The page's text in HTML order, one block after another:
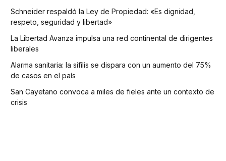
Schneider respaldó la Ley de Propiedad: «Es dignidad,
respeto, seguridad y libertad»
La Libertad Avanza impulsa una red continental de dirigentes
liberales
Alarma sanitaria: la sífilis se dispara con un aumento del 75%
de casos en el país
San Cayetano convoca a miles de fieles ante un contexto de
crisis